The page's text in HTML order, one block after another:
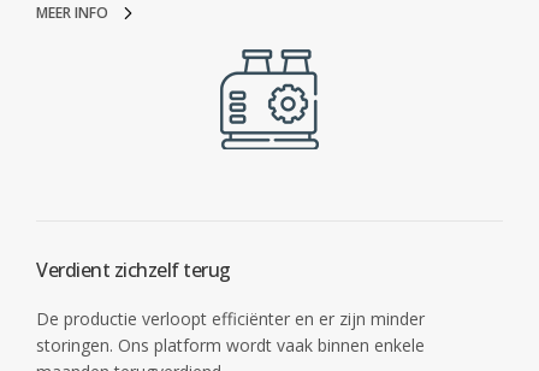
MEER INFO
Verdient zichzelf terug
De productie verloopt efficiënter en er zijn minder
storingen. Ons platform wordt vaak binnen enkele